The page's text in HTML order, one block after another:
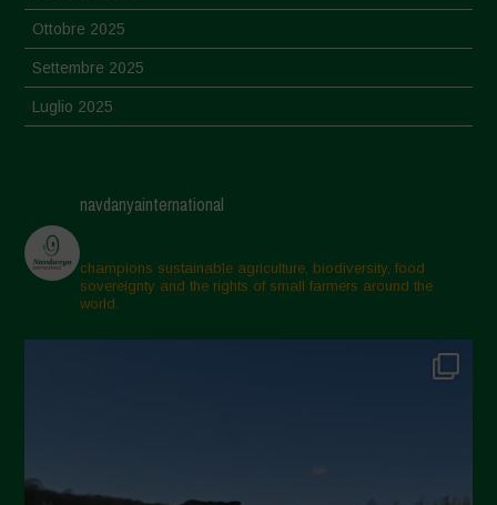
Ottobre 2025
Settembre 2025
Luglio 2025
Aprile 2025
Marzo 2025
Febbraio 2025
Gennaio 2025
Settembre 2024
navdanyainternational
champions sustainable agriculture, biodiversity, food
sovereignty and the rights of small farmers around the
world.